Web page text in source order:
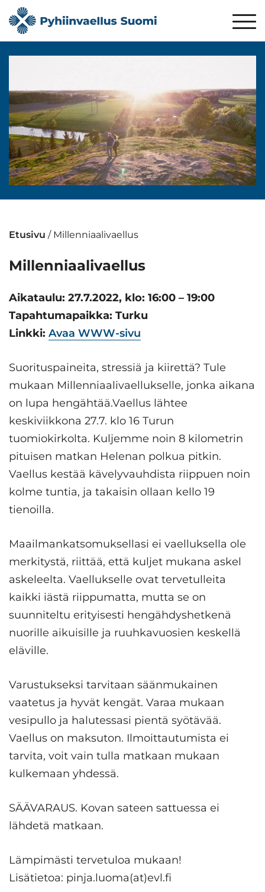
Etusivu / Millenniaalivaellus
Millenniaalivaellus
Aikataulu: 27.7.2022, klo: 16:00 – 19:00
Tapahtumapaikka: Turku
Linkki: Avaa WWW-sivu
Suorituspaineita, stressiä ja kiirettä? Tule
mukaan Millenniaalivaellukselle, jonka aikana
on lupa hengähtää.Vaellus lähtee
keskiviikkona 27.7. klo 16 Turun
tuomiokirkolta. Kuljemme noin 8 kilometrin
pituisen matkan Helenan polkua pitkin.
Vaellus kestää kävelyvauhdista riippuen noin
kolme tuntia, ja takaisin ollaan kello 19
tienoilla.
Maailmankatsomuksellasi ei vaelluksella ole
merkitystä, riittää, että kuljet mukana askel
askeleelta. Vaellukselle ovat tervetulleita
kaikki iästä riippumatta, mutta se on
suunniteltu erityisesti hengähdyshetkenä
nuorille aikuisille ja ruuhkavuosien keskellä
eläville.
Varustukseksi tarvitaan säänmukainen
vaatetus ja hyvät kengät. Varaa mukaan
vesipullo ja halutessasi pientä syötävää.
Vaellus on maksuton. Ilmoittautumista ei
tarvita, voit vain tulla matkaan mukaan
kulkemaan yhdessä.
SÄÄVARAUS. Kovan sateen sattuessa ei
lähdetä matkaan.
Lämpimästi tervetuloa mukaan!
Lisätietoa: pinja.luoma(at)evl.fi